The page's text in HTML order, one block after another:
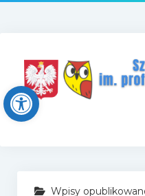
Open toolbar
Wpisy